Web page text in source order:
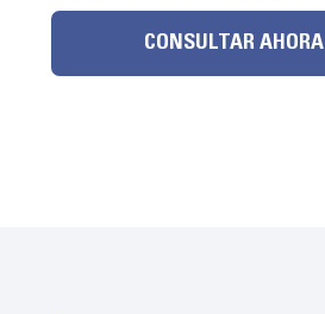
CONSULTAR AHORA